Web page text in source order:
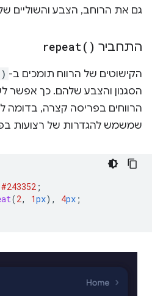
גם את הרוחב, הצבע והשוליים
התחביר repeat( )
הקישוטים של הרווח תומכים ב-
הסגנון והצבע שלהם. כך אפשר
הרווחים בפריסה קצרה, בדומה
שמשמש להגדרות של רצועות
#243352 ;
(2, 1px), 4px ;